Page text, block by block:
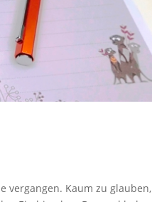
vergangen. Kaum zu glauben,